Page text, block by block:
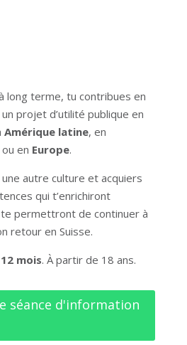
long terme, tu contribues en
projet d’utilité publique en
Amérique latine, en
ou en Europe.
autre culture et acquiers
qui t’enrichiront
permettront de continuer à
retour en Suisse.
mois. À partir de 18 ans.
séance d'information